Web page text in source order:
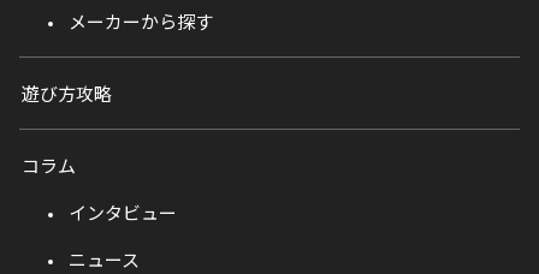
メーカーから探す
遊び方攻略
コラム
インタビュー
ニュース